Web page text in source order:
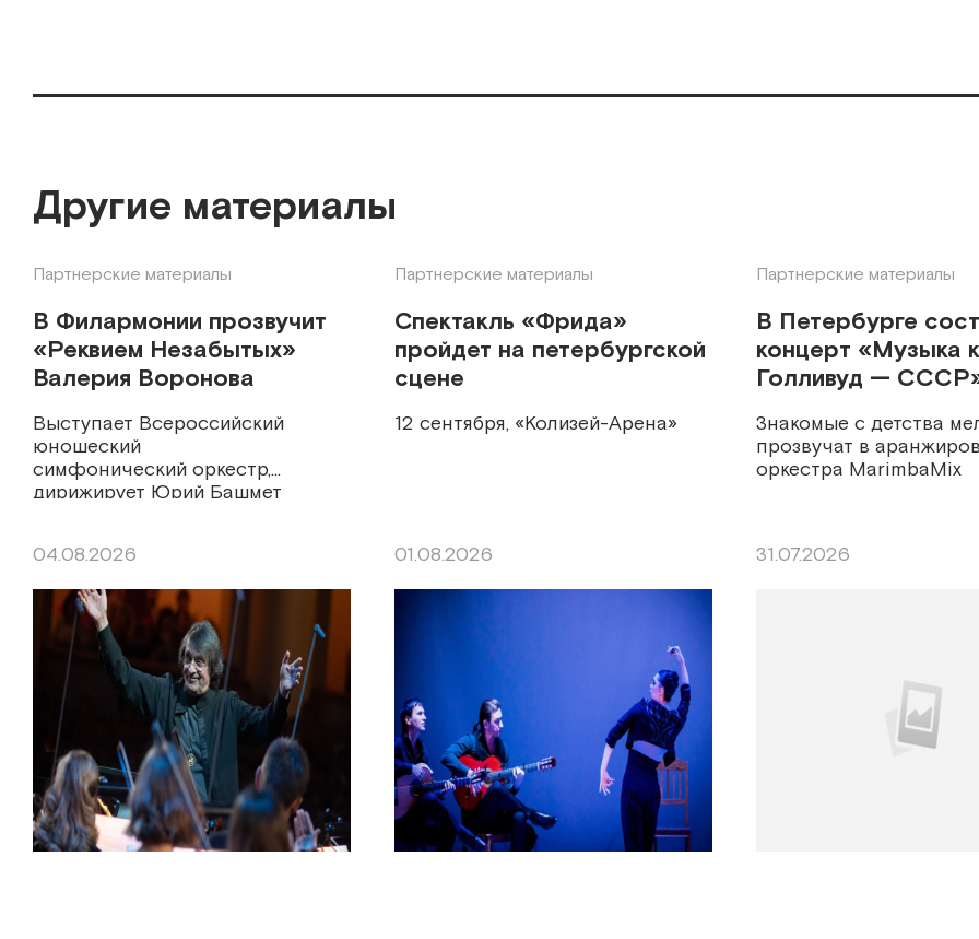
Другие материалы
Партнерские материалы
В Филармонии прозвучит
«Реквием Незабытых»
Валерия Воронова
Выступает Всероссийский
юношеский
симфонический оркестр,
дирижирует Юрий Башмет
04.08.2026
Партнерские материалы
Спектакль «Фрида»
пройдет на петербургской
сцене
12 сентября, «Колизей-Арена»
01.08.2026
Партнерские материалы
В Петербурге
концерт «Музыка
Голливуд —
Знакомые с детства
прозвучат в
оркестра MarimbaMix
31.07.2026